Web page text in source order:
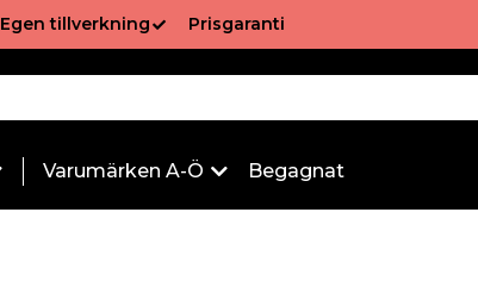
Egen tillverkning Prisgaranti
Varumärken A-Ö Begagnat